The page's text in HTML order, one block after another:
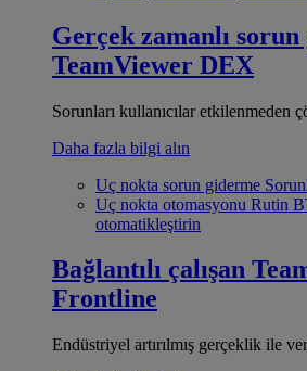
Gerçek zamanlı
TeamViewer DEX
Sorunları kullanıcılar etkilenmeden
Daha fazla bilgi alın
Uç nokta sorun giderme
Uç nokta otomasyonu Rutin
otomatikleştirin
Bağlantılı çalışan
Frontline
Endüstriyel artırılmış gerçeklik ile